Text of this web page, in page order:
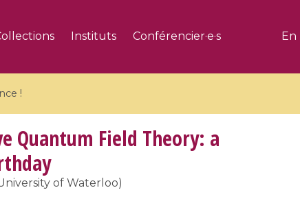
Instituts Conférencier·e·s En
!
Quantum Field Theory: a
of Waterloo)